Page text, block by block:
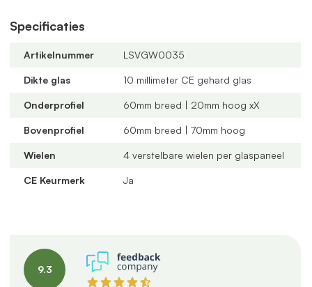
wilt openen en sluiten.
Waarom kiezen voor een glazen schuifwand van
voorgemonteerde aluminium profielen
Uniek onderprofielmet een vervangbaar loopspoor,
geïntegreerde waterafvoer en verkrijgbaar in antraciet
Verstelbare kunststof wielen
verdelingen
U-profielen met tochtborstels
Specificaties
Artikelnummer LSVGW0035
Dikte glas 10 millimeter CE gehard glas
Onderprofiel 60mm breed | 20mm hoog xX
Bovenprofiel 60mm breed | 70mm hoog
Wielen 4 verstelbare wielen per glaspaneel
CE Keurmerk Ja
9.3